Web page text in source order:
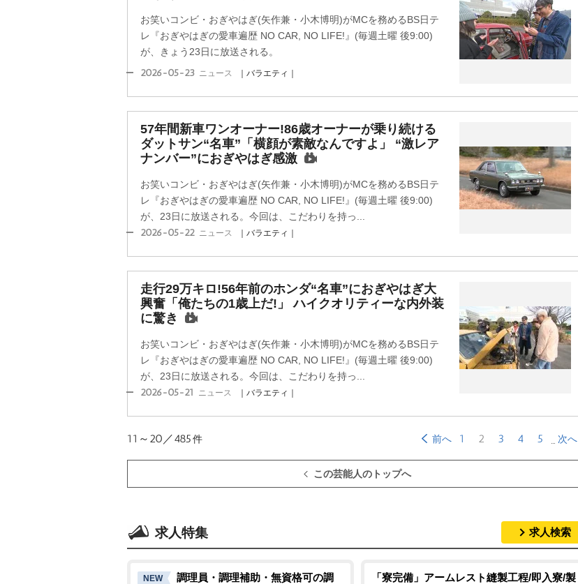
お笑いコンビ・おぎやはぎ(矢作兼・小木博明)がMCを務めるBS日テ
レ『おぎやはぎの愛車遍歴 NO CAR, NO LIFE!』(毎週土曜 後9:00)
が、きょう23日に放送される。
2026-05-23 ニュース ｜バラエティ｜
57年間新車ワンオーナー!86歳オーナーが乗り続ける
ダットサン“名車”「横顔が素敵なんですよ」 “激レア
ナンバー”におぎやはぎ感激
お笑いコンビ・おぎやはぎ(矢作兼・小木博明)がMCを務めるBS日テ
レ『おぎやはぎの愛車遍歴 NO CAR, NO LIFE!』(毎週土曜 後9:00)
が、23日に放送される。今回は、こだわりを持っ...
2026-05-22 ニュース ｜バラエティ｜
走行29万キロ!56年前のホンダ“名車”におぎやはぎ大
興奮「俺たちの1歳上だ!」 ハイクオリティーな内外装
に驚き
お笑いコンビ・おぎやはぎ(矢作兼・小木博明)がMCを務めるBS日テ
レ『おぎやはぎの愛車遍歴 NO CAR, NO LIFE!』(毎週土曜 後9:00)
が、23日に放送される。今回は、こだわりを持っ...
2026-05-21 ニュース ｜バラエティ｜
11～20／485件 前へ 1 2 3 4 5 次へ
この芸能人のトップへ
求人特集 求人検索
NEW 調理員・調理補助・無資格可の調 「寮完備」アームレスト縫製工程/即入寮/製